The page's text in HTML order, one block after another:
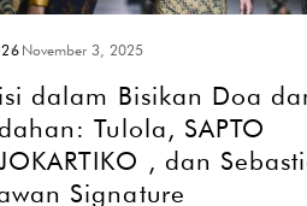
November 3, 2025
dalam Bisikan Doa
Tulola, SAPTO
, dan
Signature